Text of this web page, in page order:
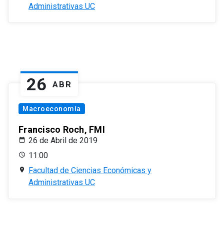
Administrativas UC
26 ABR
Macroeconomía
Francisco Roch, FMI
26 de Abril de 2019
11:00
Facultad de Ciencias Económicas y
Administrativas UC